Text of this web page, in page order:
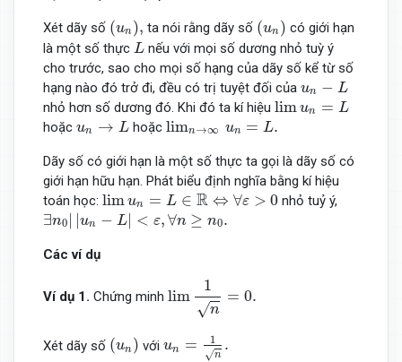
Xét dãy số (un),
( ) ta nói rằng dãy số (un)
(u ) có giới hạn
là một số thực L
L nếu với mọi số dương nhỏ tuỳ ý
cho trước, sao cho mọi số hạng của dãy số kể từ số
hạng nào đó trở đi, đều có trị tuyệt đối của un − L
u
nhỏ hơn số dương đó. Khi đó ta kí hiệu limun = L
lim un=
hoặc un → L
u → hoặc limn→∞ un = L.
limn ∞u L
Dãy số có giới hạn là một số thực ta gọi là dãy số có
giới hạn hữu hạn. Phát biểu định nghĩa bằng kí hiệu
toán học: limun = L ∈ R ⇔ ∀ε > 0
lim u ∈R ⇔∀ ε> 0 nhỏ tuỷ ý,
∃n0 | |un − L| < ε,∀n ≥ n0.
∃ 0 | u <ε ,∀ n0 .
Các ví dụ
Ví dụ 1. Chứng minh lim
1
√n
= 0.
n=
Xét dãy số (un)
( ) với un =
1
√n
.